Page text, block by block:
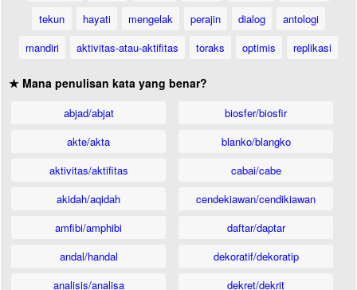
tekun
hayati mengelak perajin dialog
antologi
mandiri
aktivitas-atau-aktifitas toraks optimis replikasi
★ Mana penulisan kata yang benar?
abjad/abjat
akte/akta
aktivitas/aktifitas
akidah/aqidah
amfibi/amphibi
andal/handal
analisis/analisa
biosfer/biosfir
blanko/blangko
cabai/cabe
cendekiawan/cendikiawan
daftar/daptar
dekoratif/dekoratip
dekret/dekrit